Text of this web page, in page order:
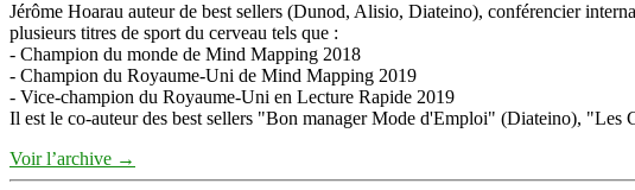
Jérôme Hoarau auteur de best sellers (Dunod, Alisio, Diateino), conférencier
plusieurs titres de sport du cerveau tels que :
- Champion du monde de Mind Mapping 2018
- Champion du Royaume-Uni de Mind Mapping 2019
- Vice-champion du Royaume-Uni en Lecture Rapide 2019
Il est le co-auteur des best sellers "Bon manager Mode d'Emploi" (Diateino),
Voir l’archive →